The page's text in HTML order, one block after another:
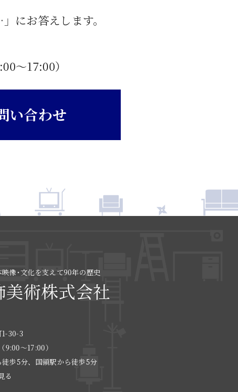
個
にお答えします。
〜17:00）
い合わせ
像･文化を支えて90年の歴史
美術株式会社
30-3
〜17:00）
歩5分、国領駅から徒歩5分
る